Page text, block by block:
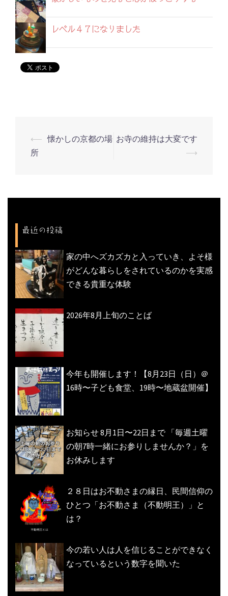
レベル４７になりました
投
稿
シ
ョ
ン
⟵ 懐かしの京都の場
所
お寺の維持は大変です
⟶
最近の投稿
家の中へズカズカと入っていき、よそ様
がどんな暮らしをされているのかを実感
できる貴重な体験
2026年8月上旬のことば
今年も開催します！【8月23日（日）＠
16時〜子ども食堂、19時〜地蔵盆開催】
お知らせ 8月1日〜22日まで 「毎週土曜
の朝7時一緒にお参りしませんか？」を
お休みします
２８日はお不動さまの縁日、民間信仰の
ひとつ「お不動さま（不動明王）」と
は？
今の若い人は人を信じることができなく
なっているという数字を聞いた